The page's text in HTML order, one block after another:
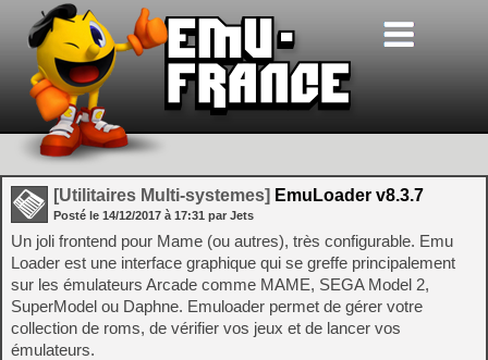
[Utilitaires Multi-systemes] EmuLoader v8.3.7
Posté le 14/12/2017 à 17:31 par Jets
Un joli frontend pour Mame (ou autres), très configurable. Emu
Loader est une interface graphique qui se greffe principalement
sur les émulateurs Arcade comme MAME, SEGA Model 2,
SuperModel ou Daphne. Emuloader permet de gérer votre
collection de roms, de vérifier vos jeux et de lancer vos
émulateurs.